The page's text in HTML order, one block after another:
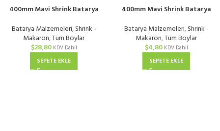
400mm Mavi Shrink Batarya
Makaron | KG
Batarya Malzemeleri,Shrink -
Makaron,Tüm Boylar
$28,80 KDV Dahil
SEPETE EKLE
400mm Mavi Shrink Batarya
Makaron | Metre
Batarya Malzemeleri,Shrink -
Makaron,Tüm Boylar
$4,80 KDV Dahil
SEPETE EKLE